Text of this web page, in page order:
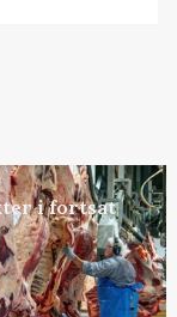
i fortsat